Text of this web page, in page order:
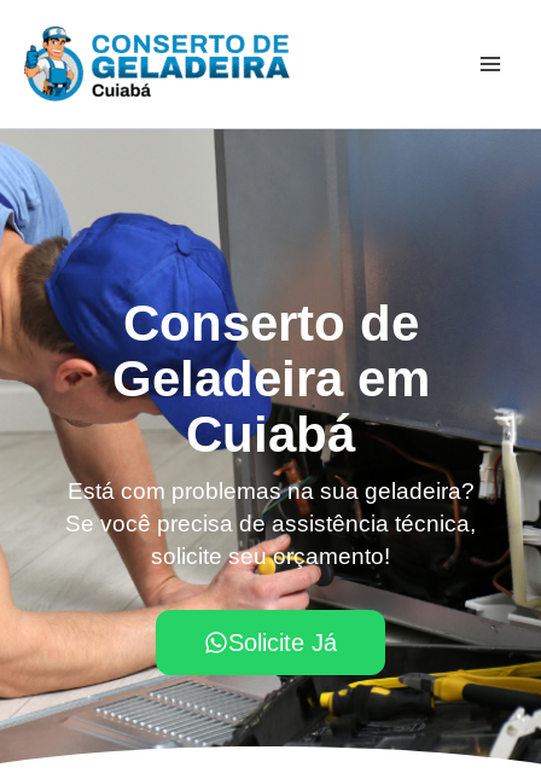
para
Conserto de
Geladeira em
Cuiabá
Está com problemas na sua geladeira?
Se você precisa de assistência técnica,
solicite seu orçamento!
Solicite Já